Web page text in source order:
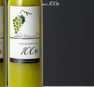
ン・マスカット 果汁100％
級ぶどうジュース
¥64,800